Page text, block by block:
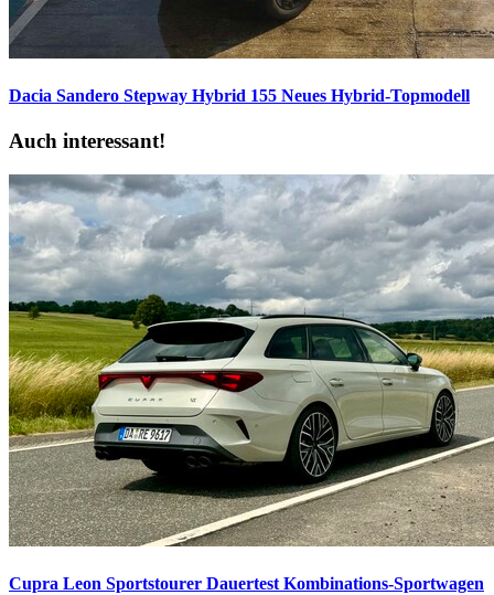
Dacia Sandero Stepway Hybrid 155 Neues Hybrid-Topmodell
Auch interessant!
Cupra Leon Sportstourer Dauertest Kombinations-Sportwagen